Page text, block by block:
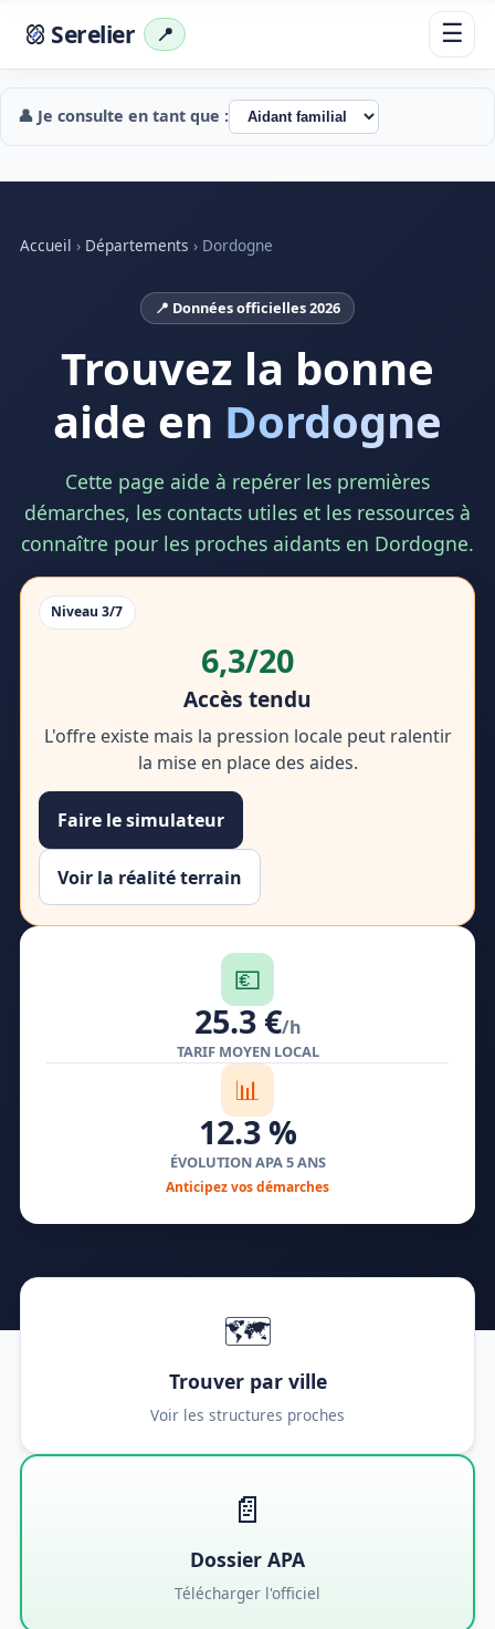
Serelier 📍 ☰
👤 Je consulte en tant que :
Accueil › Départements › Dordogne
📍 Données officielles 2026
Trouvez la bonne
aide en Dordogne
Cette page aide à repérer les premières
démarches, les contacts utiles et les ressources à
connaître pour les proches aidants en Dordogne.
Niveau 3/7
6,3/20
Accès tendu
L'offre existe mais la pression locale peut ralentir
la mise en place des aides.
Faire le simulateur
Voir la réalité terrain
💶
25.3 €/h
TARIF MOYEN LOCAL
📊
12.3 %
ÉVOLUTION APA 5 ANS
Anticipez vos démarches
🗺️
Trouver par ville
Voir les structures proches
📄
Dossier APA
Télécharger l'officiel